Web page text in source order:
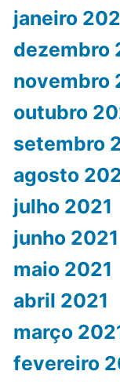
janeiro
dezembro
novembro
outubro
setembro
agosto
julho 2021
junho 2021
maio 2021
abril 2021
março
fevereiro